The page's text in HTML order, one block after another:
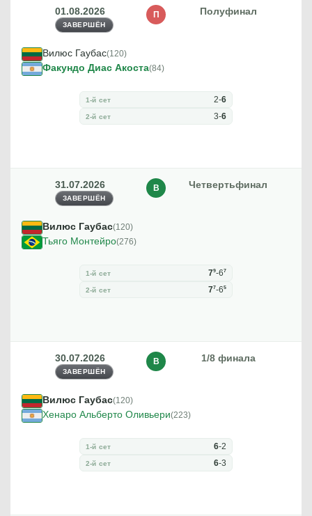
01.08.2026
ЗАВЕРШЁН
Полуфинал
П
Вилюс Гаубас(120)
Факундо Диас Акоста(84)
1-й сет 2-6
2-й сет 3-6
31.07.2026
ЗАВЕРШЁН
Четвертьфинал
В
Вилюс Гаубас(120)
Тьяго Монтейро(276)
1-й сет 79-67
2-й сет 77-65
30.07.2026
ЗАВЕРШЁН
1/8 финала
В
Вилюс Гаубас(120)
Хенаро Альберто Оливьери(223)
1-й сет 6-2
2-й сет 6-3